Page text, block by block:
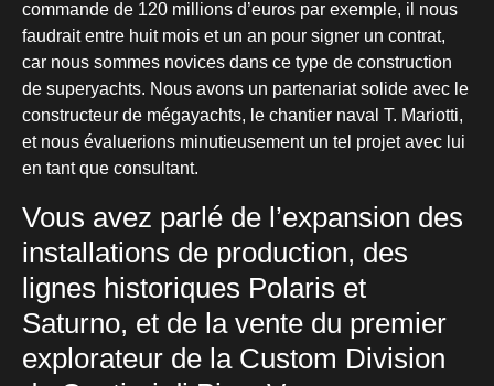
commande de 120 millions d’euros par exemple, il nous
faudrait entre huit mois et un an pour signer un contrat,
car nous sommes novices dans ce type de construction
de superyachts. Nous avons un partenariat solide avec le
constructeur de mégayachts, le chantier naval T. Mariotti,
et nous évaluerions minutieusement un tel projet avec lui
en tant que consultant.
Vous avez parlé de l’expansion des
installations de production, des
lignes historiques Polaris et
Saturno, et de la vente du premier
explorateur de la Custom Division